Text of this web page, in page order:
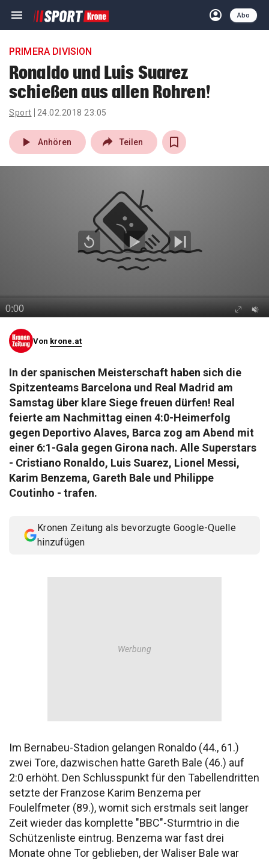
menu Navigation
ein-/ausklappen
account_circle
Anmelden
Abo
close Schließen
account_circle Anmelden
arrow_right
pin_drop
Wien arrow_right
bookmark
PRIMERA DIVISION
Ronaldo und Luis Suarez
schießen aus allen Rohren!
Sport 24.02.2018 23:05
play_arrow Anhören Teilen
Von krone.at
In der spanischen Meisterschaft haben sich die
Spitzenteams Barcelona und Real Madrid am
Samstag über klare Siege freuen dürfen! Real
feierte am Nachmittag einen 4:0-Heimerfolg
gegen Deportivo Alaves, Barca zog am Abend mit
einer 6:1-Gala gegen Girona nach. Alle Superstars
- Cristiano Ronaldo, Luis Suarez, Lionel Messi,
Karim Benzema, Gareth Bale und Philippe
Coutinho - trafen.
Kronen Zeitung als bevorzugte Google-Quelle
hinzufügen
Im Bernabeu-Stadion gelangen Ronaldo (44., 61.)
zwei Tore, dazwischen hatte Gareth Bale (46.) auf
2:0 erhöht. Den Schlusspunkt für den Tabellendritten
setzte der Franzose Karim Benzema per
Foulelfmeter (89.), womit sich erstmals seit langer
Zeit wieder das komplette "BBC"-Sturmtrio in die
Schützenliste eintrug. Benzema war fast drei
Monate ohne Tor geblieben, der Waliser Bale war